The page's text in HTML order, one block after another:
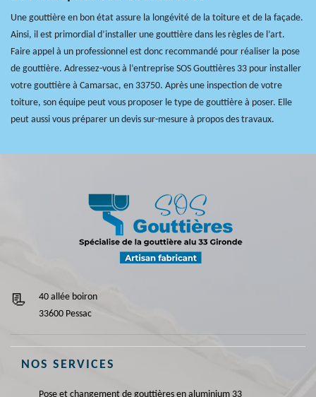
Une gouttière en bon état assure la longévité de la toiture et de la façade.
Ainsi, il est primordial d’installer une gouttière dans les règles de l’art.
Faire appel à un professionnel est donc recommandé pour réaliser la pose
de gouttière. Adressez-vous à l’entreprise SOS Gouttières 33 pour installer
votre gouttière à Camarsac, en 33750. Après une inspection de votre
toiture, son équipe peut vous proposer le type de gouttière à poser. Elle
peut aussi vous préparer un devis sur-mesure à propos des travaux.
40 allée boiron
33600 Pessac
NOS SERVICES
Pose et changement de gouttières en aluminium 33